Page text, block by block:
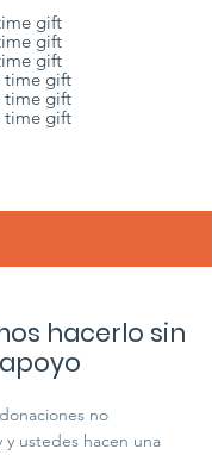
gift
gift
gift
time gift
time gift
time gift
hacerlo sin
no
y ustedes hacen una